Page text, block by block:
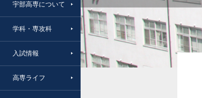
宇部高専について
学科・専攻科
入試情報
高専ライフ